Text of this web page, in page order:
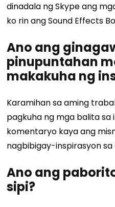
dinadala ng Skype ang
ko rin ang Sound Effects
Ano ang
pinupuntahan
makakuha ng
Karamihan sa aming
pagkuha ng mga balita
komentaryo kaya ang
nagbibigay-inspirasyon
Ano ang
sipi?